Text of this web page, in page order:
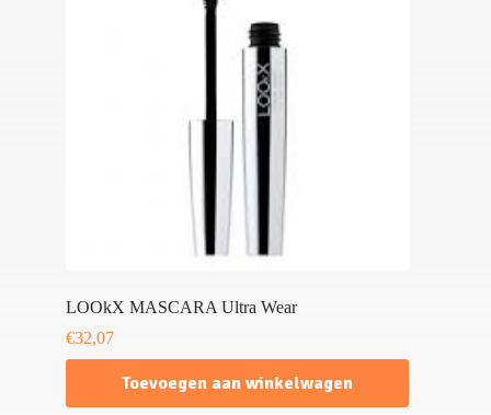
LOOkX MASCARA Ultra Wear
€32,07
Toevoegen aan winkelwagen